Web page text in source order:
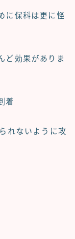
に保科は更に怪
ど効果がありま
着
れないように攻